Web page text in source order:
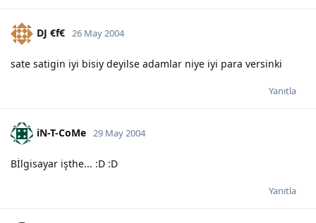
DJ €f€ 26 May 2004
sate satigin iyi bisiy deyilse adamlar niye iyi para versinki
Yanıtla
iN-T-CoMe 29 May 2004
Bİlgisayar işthe... :D :D
Yanıtla